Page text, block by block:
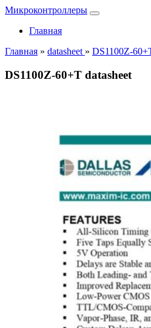
Микроконтроллеры
Главная
Главная » datasheet » DS1100Z-
DS1100Z-60+T datasheet